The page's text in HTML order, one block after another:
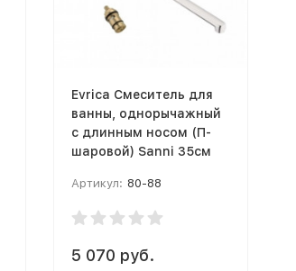
Evrica Смеситель для
ванны, однорычажный
с длинным носом (П-
шаровой) Sanni 35см
Артикул: 80-88
5 070 руб.